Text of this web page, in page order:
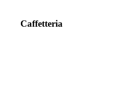
Caffetteria